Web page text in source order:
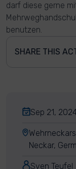
darf diese gerne
benutzen.
SHARE THIS
Sep 21,
Neckar,
Sven Teufel